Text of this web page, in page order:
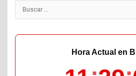
Buscar:
Hora Actual en